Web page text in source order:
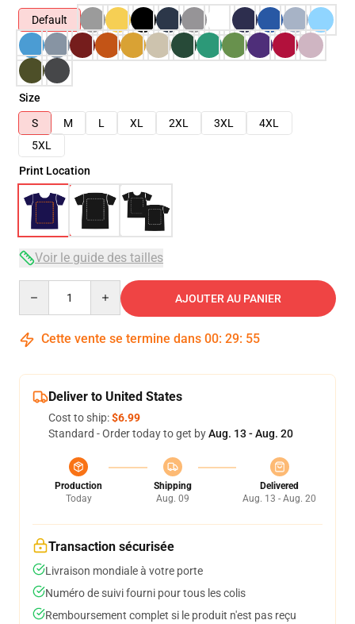
Default
Size
S
M L XL 2XL 3XL
4XL
5XL
Print Location
Voir le guide des tailles
AJOUTER AU PANIER
Cette vente se termine dans 00: 29: 55
Deliver to United States
Cost to ship:$6.99
Standard - Order today to get byAug. 13 - Aug. 20
Production
Today
Shipping
Aug. 09
Delivered
Aug. 13 - Aug. 20
Transaction sécurisée
Livraison mondiale à votre porte
Numéro de suivi fourni pour tous les colis
Remboursement complet si le produit n'est pas reçu